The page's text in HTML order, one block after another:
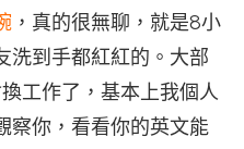
，真的很無聊，就是8小
洗到手都紅紅的。大部
工作了，基本上我個人
察你，看看你的英文能